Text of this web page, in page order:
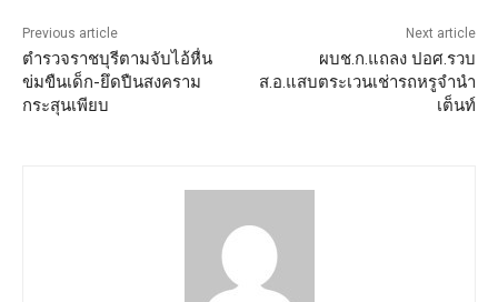
Previous article
ตำรวจราชบุรีตามจับไอ้หื่น
ข่มขืนเด็ก-ยึดปืนสงคราม
กระสุนเพียบ
Next article
ผบช.ก.แถลง ปอศ.รวบ
ส.อ.แสบตระเวนเช่ารถหรูจำนำ
เต็นท์